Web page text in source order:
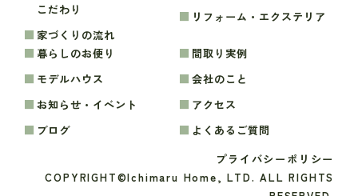
こだわり
家づくりの流れ
リフォーム・エクステリア
暮らしのお便り
モデルハウス
お知らせ・イベント
ブログ
間取り実例
会社のこと
アクセス
よくあるご質問
プライバシーポリシー
COPYRIGHT©Ichimaru Home, LTD. ALL RIGHTS